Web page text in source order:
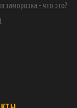
заморозка - что это?